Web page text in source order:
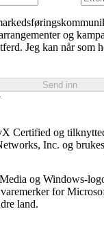
og
Jeg kan når som
Send inn
Certified og
Inc. og
og Windows-
varemerker for
land.